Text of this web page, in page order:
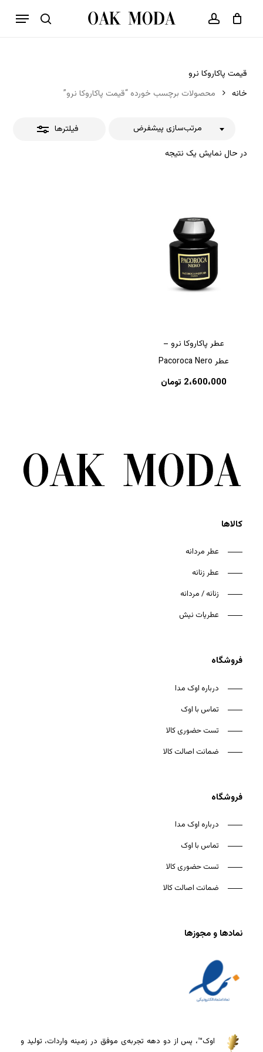
جستجو حساب کاربری
فهرست
سبد خرید بستن
هیچ محصولی در سبد خرید نیست.
قیمت پاکاروکا نرو
خانه
محصولات برچسب خورده “قیمت پاکاروکا نرو”
فیلترها
در حال نمایش یک نتیجه
مرتب‌سازی پیشفرض
بستن
عطر پاکاروکا نرو –
عطر Pacoroca Nero
2،600،000 تومان
کالاها
عطر مردانه
عطر زنانه
زنانه / مردانه
عطریات نیش
فروشگاه
درباره اوک مدا
تماس با اوک
تست حضوری کالا
ضمانت اصالت کالا
فروشگاه
درباره اوک مدا
تماس با اوک
تست حضوری کالا
ضمانت اصالت کالا
نمادها و مجوزها
اوک™، پس از دو دهه تجربه‌ی موفق در زمینه واردات، تولید و